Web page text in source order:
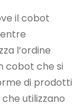
il cobot
l’ordine
cobot che si
di prodotti
utilizzano